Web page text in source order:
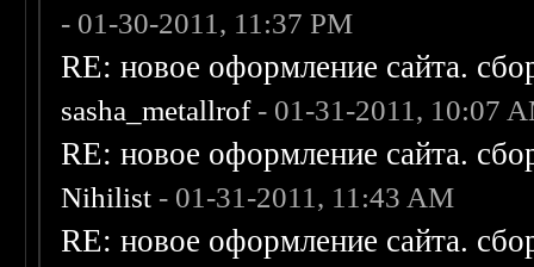
- 01-30-2011, 11:37 PM
RE: новое оформление сайта.
sasha_metallrof- 01-31-2011, 10:07
RE: новое оформление сайта.
Nihilist - 01-31-2011, 11:43 AM
RE: новое оформление сайта.